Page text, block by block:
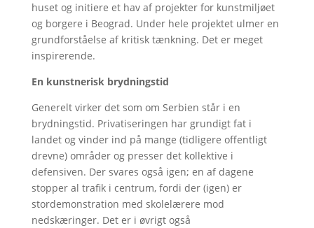
huset og initiere et hav af projekter for kunstmiljøet
og borgere i Beograd. Under hele projektet ulmer en
grundforståelse af kritisk tænkning. Det er meget
inspirerende.
En kunstnerisk brydningstid
Generelt virker det som om Serbien står i en
brydningstid. Privatiseringen har grundigt fat i
landet og vinder ind på mange (tidligere offentligt
drevne) områder og presser det kollektive i
defensiven. Der svares også igen; en af dagene
stopper al trafik i centrum, fordi der (igen) er
stordemonstration med skolelærere mod
nedskæringer. Det er i øvrigt også